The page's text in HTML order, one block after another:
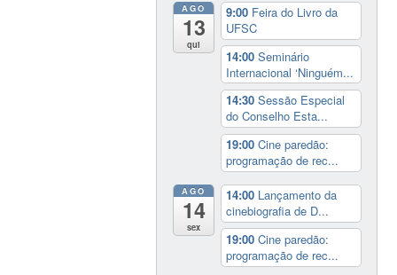
AGO
13
qui
9:00 Feira do Livro da
UFSC
14:00Seminário
Internacional ‘Ninguém...
14:30Sessão Especial
do Conselho Esta...
19:00Cine paredão:
programação de rec...
AGO
14
sex
14:00 Lançamento da
cinebiografia de D...
19:00Cine paredão:
programação de rec...